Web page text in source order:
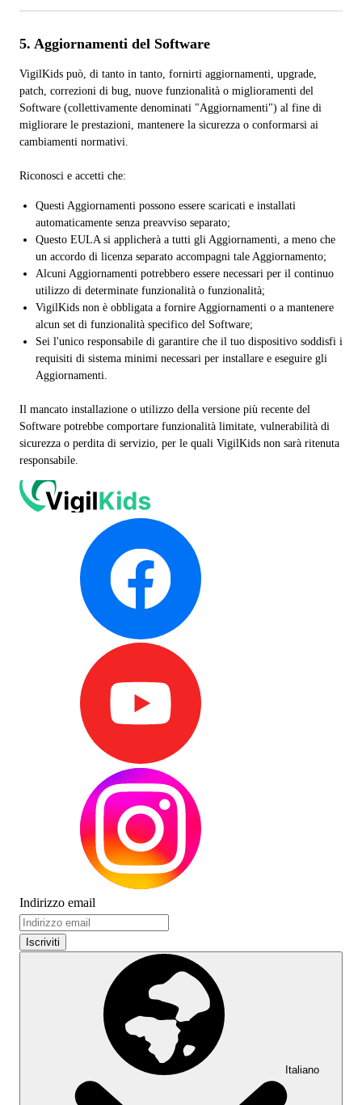
5. Aggiornamenti del Software
VigilKids può, di tanto in tanto, fornirti aggiornamenti, upgrade,
patch, correzioni di bug, nuove funzionalità o miglioramenti del
Software (collettivamente denominati "Aggiornamenti") al fine di
migliorare le prestazioni, mantenere la sicurezza o conformarsi ai
cambiamenti normativi.
Riconosci e accetti che:
Questi Aggiornamenti possono essere scaricati e installati
automaticamente senza preavviso separato;
Questo EULA si applicherà a tutti gli Aggiornamenti, a meno che
un accordo di licenza separato accompagni tale Aggiornamento;
Alcuni Aggiornamenti potrebbero essere necessari per il continuo
utilizzo di determinate funzionalità o funzionalità;
VigilKids non è obbligata a fornire Aggiornamenti o a mantenere
alcun set di funzionalità specifico del Software;
Sei l'unico responsabile di garantire che il tuo dispositivo soddisfi i
requisiti di sistema minimi necessari per installare e eseguire gli
Aggiornamenti.
Il mancato installazione o utilizzo della versione più recente del
Software potrebbe comportare funzionalità limitate, vulnerabilità di
sicurezza o perdita di servizio, per le quali VigilKids non sarà ritenuta
responsabile.
Indirizzo email
Iscriviti
Italiano